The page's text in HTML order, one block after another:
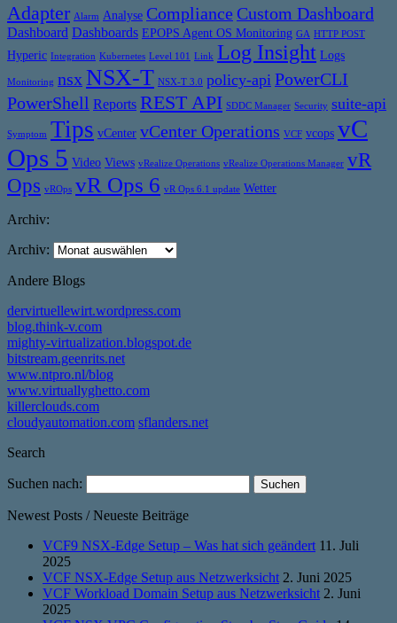
Adapter Alarm Analyse Compliance Custom Dashboard
Dashboard Dashboards EPOPS Agent OS Monitoring GA HTTP POST
Hyperic Integration Kubernetes Level 101 Link Log Insight Logs
Monitoring nsx NSX-T NSX-T 3.0 policy-api PowerCLI
PowerShell Reports REST API SDDC Manager Security suite-api
Symptom Tips vCenter vCenter Operations VCF vcops vC
Ops 5 Video Views vRealize Operations vRealize Operations Manager vR
Ops vROps vR Ops 6 vR Ops 6.1 update Wetter
Archiv:
Archiv:
Andere Blogs
dervirtuellewirt.wordpress.com
blog.think-v.com
mighty-virtualization.blogspot.de
bitstream.geenrits.net
www.ntpro.nl/blog
www.virtuallyghetto.com
killerclouds.com
cloudyautomation.com sflanders.net
Search
Suchen nach:
Newest Posts / Neueste Beiträge
VCF9 NSX-Edge Setup – Was hat sich geändert 11. Juli
2025
VCF NSX-Edge Setup aus Netzwerksicht 2. Juni 2025
VCF Workload Domain Setup aus Netzwerksicht 2. Juni
2025